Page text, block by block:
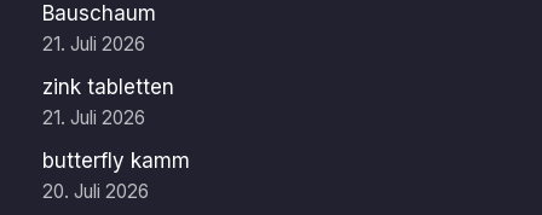
Bauschaum
21. Juli 2026
zink tabletten
21. Juli 2026
butterfly kamm
20. Juli 2026